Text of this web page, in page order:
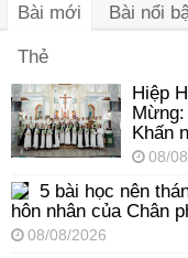
Bài mới Bài nổi
Thẻ
Hiệp
Mừng:
Khấn
08/
5 bài học nên
hôn nhân của Chân
08/08/2026